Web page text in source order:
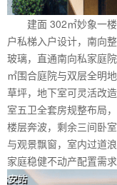
建面 302㎡妙象一楼
户私梯入户设计，南向
玻璃，直通南向私家庭
㎡围合庭院与双层全明
草坪，地下室可灵活改
室五卫全套房规整布局
楼层奔波，剩余三间卧
与观景飘窗，室内过道
家庭稳健不动产配置需